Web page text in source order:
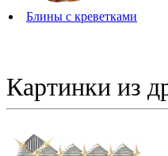
Блины с креветками
Картинки из